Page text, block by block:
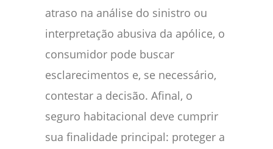
atraso na análise do sinistro ou
interpretação abusiva da apólice, o
consumidor pode buscar
esclarecimentos e, se necessário,
contestar a decisão. Afinal, o
seguro habitacional deve cumprir
sua finalidade principal: proteger a